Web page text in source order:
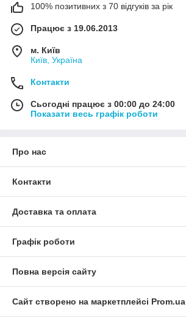
100% позитивних з 70 відгуків за рік
Працює з 19.06.2013
м. Київ
Київ, Україна
Контакти
Сьогодні працює з 00:00 до 24:00
Показати весь графік роботи
Про нас
Контакти
Доставка та оплата
Графік роботи
Повна версія сайту
Сайт створено на маркетплейсі Prom.ua